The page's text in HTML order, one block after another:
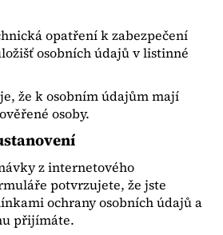
opatření k zabezpečení
osobních údajů v listinné
že k osobním údajům mají
osoby.
z internetového
potvrzujete, že jste
ochrany osobních údajů a
přijímáte.